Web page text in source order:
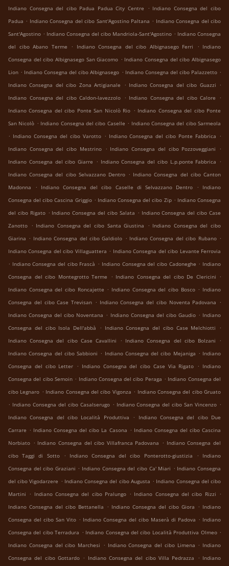
Indiano Consegna del cibo Padua Padua City Centre
. Indiano Consegna del cibo
Padua . Indiano Consegna del cibo Sant'Agostino Paltana . Indiano Consegna del cibo
Sant'Agostino . Indiano Consegna del cibo Mandriola-Sant'Agostino . Indiano Consegna
del cibo Abano Terme
. Indiano Consegna del cibo Albignasego Ferri . Indiano
Consegna del cibo Albignasego San Giacomo . Indiano Consegna del cibo Albignasego
Lion . Indiano Consegna del cibo Albignasego . Indiano Consegna del cibo Palazzetto .
Indiano Consegna del cibo Zona Artigianale
. Indiano Consegna del cibo Guazzi .
Indiano Consegna del cibo Caldon-lavezzolo . Indiano Consegna del cibo Calore
.
Indiano Consegna del cibo Ponte San Nicolò Rio . Indiano Consegna del cibo Ponte
San Nicolò . Indiano Consegna del cibo Caselle . Indiano Consegna del cibo Sarmeola
. Indiano Consegna del cibo Varotto . Indiano Consegna del cibo Ponte Fabbrica .
Indiano Consegna del cibo Mestrino . Indiano Consegna del cibo Pozzoveggiani
.
Indiano Consegna del cibo Giarre . Indiano Consegna del cibo L.p.ponte Fabbrica .
Indiano Consegna del cibo Selvazzano Dentro . Indiano Consegna del cibo Canton
Madonna
. Indiano Consegna del cibo Caselle di Selvazzano Dentro .
Indiano
Consegna del cibo Cascina Griggio . Indiano Consegna del cibo Zip . Indiano Consegna
del cibo Rigato . Indiano Consegna del cibo Salata . Indiano Consegna del cibo Case
Zanotto . Indiano Consegna del cibo Santa Giustina . Indiano Consegna del cibo
Giarina . Indiano Consegna del cibo Galdiolo . Indiano Consegna del cibo Rubano .
Indiano Consegna del cibo Villaguattera . Indiano Consegna del cibo Levante Ferrovia
. Indiano Consegna del cibo Frascà . Indiano Consegna del cibo Cadoneghe . Indiano
Consegna del cibo Montegrotto Terme
. Indiano Consegna del cibo De Clericini .
Indiano Consegna del cibo Roncajette . Indiano Consegna del cibo Bosco . Indiano
Consegna del cibo Case Trevisan . Indiano Consegna del cibo Noventa Padovana .
Indiano Consegna del cibo Noventana . Indiano Consegna del cibo Gaudio . Indiano
Consegna del cibo Isola Dell'abbà
. Indiano Consegna del cibo Case Melchiotti
.
Indiano Consegna del cibo Case Cavallini
. Indiano Consegna del cibo Bolzani
.
Indiano Consegna del cibo Sabbioni . Indiano Consegna del cibo Mejaniga . Indiano
Consegna del cibo Letter . Indiano Consegna del cibo Case Via Rigato . Indiano
Consegna del cibo Semoin . Indiano Consegna del cibo Peraga . Indiano Consegna del
cibo Legnaro . Indiano Consegna del cibo Vigonza . Indiano Consegna del cibo Gruato
. Indiano Consegna del cibo Casalserugo . Indiano Consegna del cibo San Vincenzo .
Indiano Consegna del cibo Località Produttiva
.
Indiano Consegna del cibo Due
Carrare . Indiano Consegna del cibo La Casona . Indiano Consegna del cibo Cascina
Norbiato . Indiano Consegna del cibo Villafranca Padovana . Indiano Consegna del
cibo Taggi di Sotto
. Indiano Consegna del cibo Ponterotto-giustizia .
Indiano
Consegna del cibo Graziani . Indiano Consegna del cibo Ca' Miari . Indiano Consegna
del cibo Vigodarzere . Indiano Consegna del cibo Augusta . Indiano Consegna del cibo
Martini . Indiano Consegna del cibo Pralungo . Indiano Consegna del cibo Rizzi .
Indiano Consegna del cibo Bettanella . Indiano Consegna del cibo Giora . Indiano
Consegna del cibo San Vito . Indiano Consegna del cibo Maserà di Padova . Indiano
Consegna del cibo Terradura . Indiano Consegna del cibo Località Produttiva Olmeo .
Indiano Consegna del cibo Marchesi . Indiano Consegna del cibo Limena . Indiano
Consegna del cibo Gottardo . Indiano Consegna del cibo Villa Pedrazza . Indiano